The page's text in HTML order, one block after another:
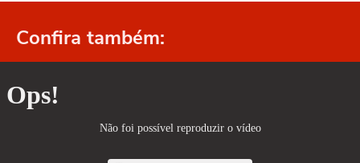
Confira também: